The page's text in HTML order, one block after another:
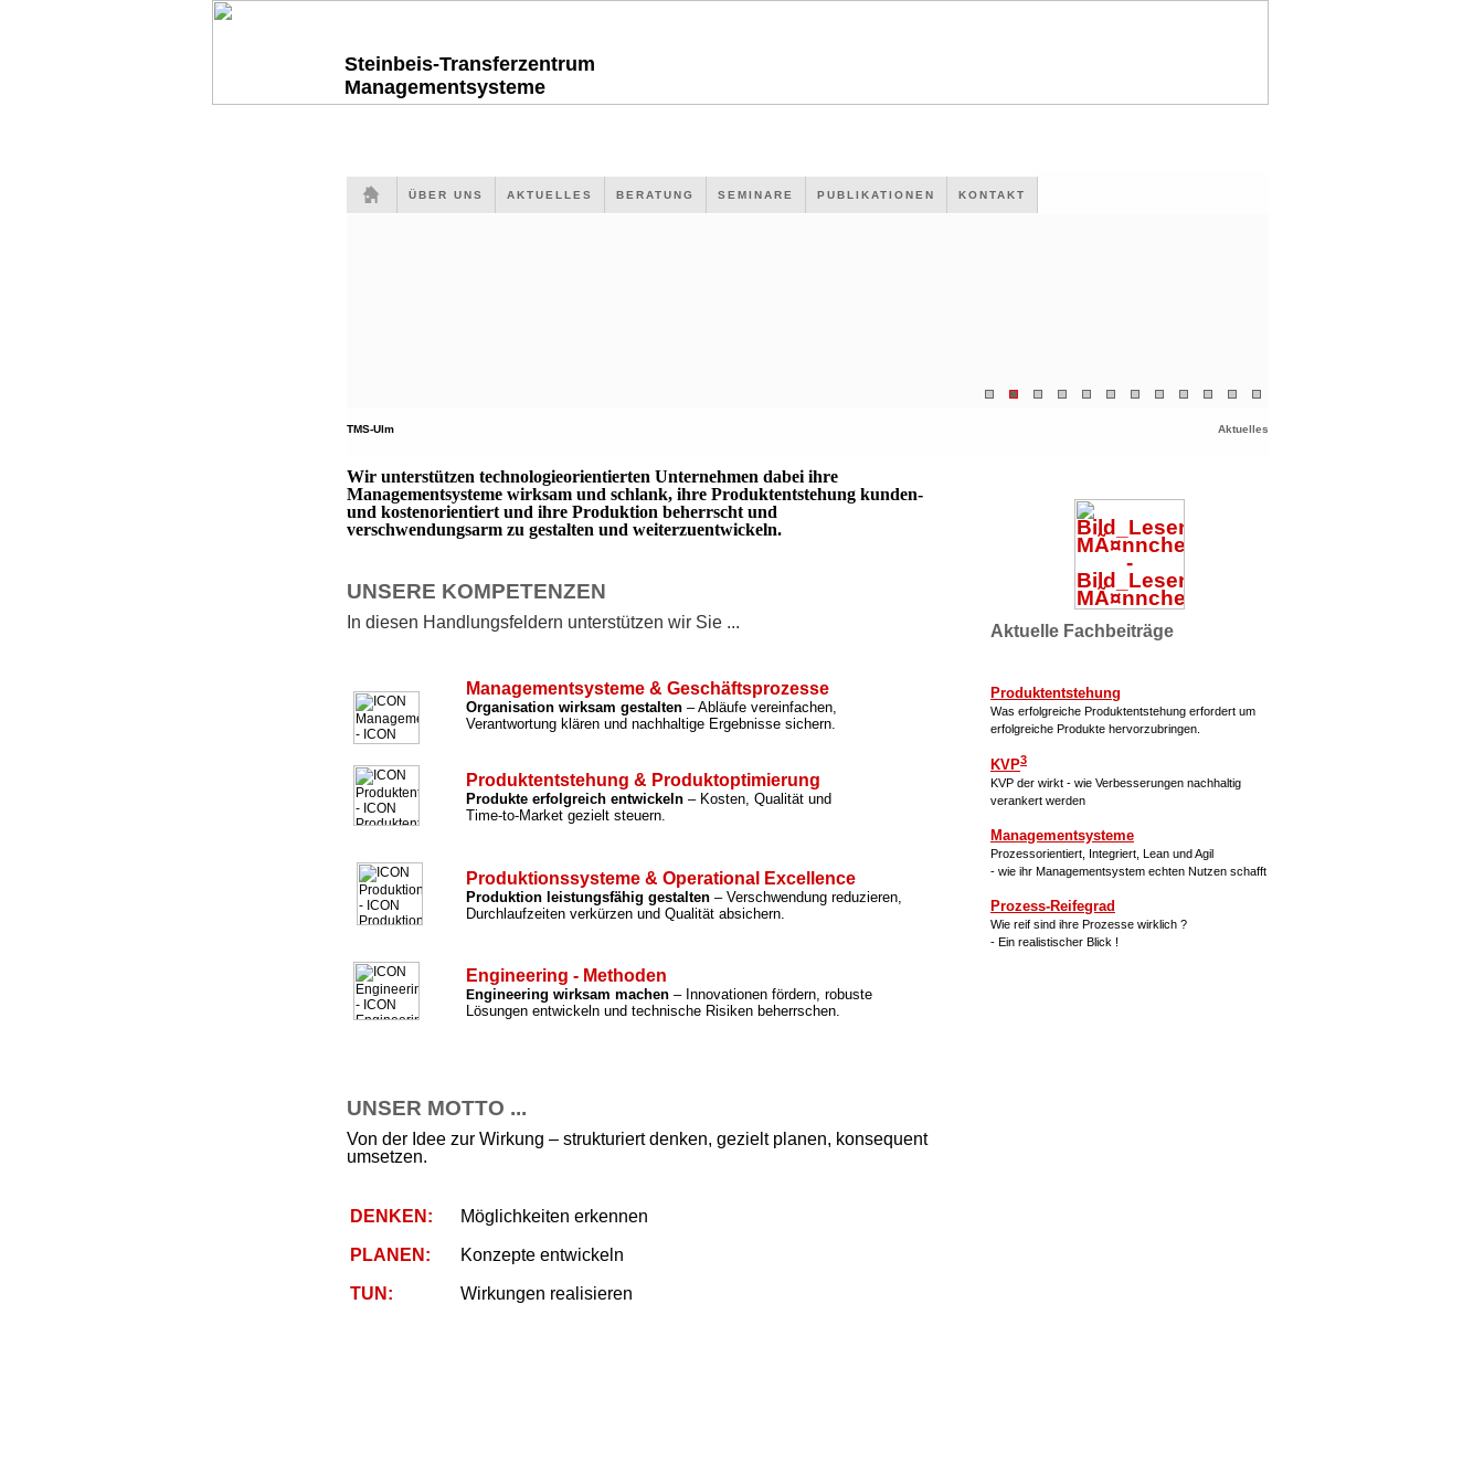
Steinbeis-Transferzentrum
Managementsysteme
ÜBER UNS AKTUELLES BERATUNG SEMINARE PUBLIKATIONEN KONTAKT
TMS-Ulm Aktuelles
Wir unterstützen technologieorientierten Unternehmen dabei ihre
Managementsysteme wirksam und schlank, ihre Produktentstehung kunden-
und kostenorientiert und ihre Produktion beherrscht und
verschwendungsarm zu gestalten und weiterzuentwickeln.
UNSERE KOMPETENZEN
In diesen Handlungsfeldern unterstützen wir Sie ...
Managementsysteme & Geschäftsprozesse
Organisation wirksam gestalten – Abläufe vereinfachen,
Verantwortung klären und nachhaltige Ergebnisse sichern.
Produktentstehung & Produktoptimierung
Produkte erfolgreich entwickeln – Kosten, Qualität und
Time-to-Market gezielt steuern.
Produktionssysteme & Operational Excellence
Produktion leistungsfähig gestalten – Verschwendung reduzieren,
Durchlaufzeiten verkürzen und Qualität absichern.
Engineering - Methoden
Engineering wirksam machen – Innovationen fördern, robuste
Lösungen entwickeln und technische Risiken beherrschen.
UNSER MOTTO ...
Von der Idee zur Wirkung – strukturiert denken, gezielt planen, konsequent
umsetzen.
DENKEN: Möglichkeiten erkennen
PLANEN: Konzepte entwickeln
TUN: Wirkungen realisieren
Aktuelle Fachbeiträge
Produktentstehung
Was erfolgreiche Produktentstehung erfordert um
erfolgreiche Produkte hervorzubringen.
KVP3
KVP der wirkt - wie Verbesserungen nachhaltig
verankert werden
Managementsysteme
Prozessorientiert, Integriert, Lean und Agil
- wie ihr Managementsystem echten Nutzen schafft
Prozess-Reifegrad
Wie reif sind ihre Prozesse wirklich ?
- Ein realistischer Blick !